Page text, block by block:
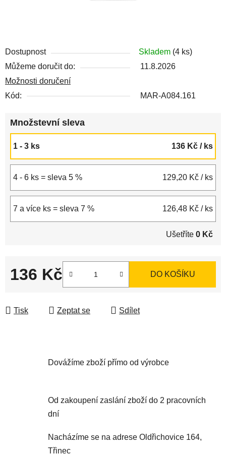
Dostupnost Skladem (4 ks)
Můžeme doručit do:
11.8.2026
Možnosti doručení
Kód:
MAR-A084.161
Množstevní sleva
1 - 3 ks 136 Kč / ks
4 - 6 ks = sleva 5 % 129,20 Kč / ks
7 a více ks = sleva 7 % 126,48 Kč / ks
Ušetříte 0 Kč
136 Kč DO KOŠÍKU
Tisk Zeptat se Sdílet
Dovážíme zboží přímo od výrobce
Od zakoupení zaslání zboží do 2 pracovních
dní
Nacházíme se na adrese Oldřichovice 164,
Třinec